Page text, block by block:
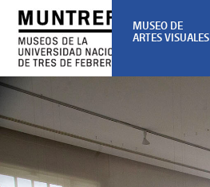
MUSEO DE
ARTES VISUALES